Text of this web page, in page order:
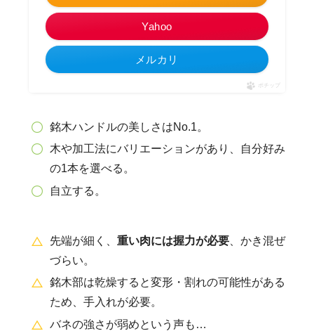
Yahoo
メルカリ
ポチップ
銘木ハンドルの美しさはNo.1。
木や加工法にバリエーションがあり、自分好み
の1本を選べる。
自立する。
先端が細く、 重い肉には握力が必要、かき混ぜ
づらい。
銘木部は乾燥すると変形・割れの可能性がある
ため、手入れが必要。
バネの強さが弱めという声も…